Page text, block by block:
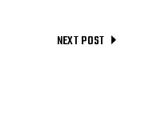
NEXT POST